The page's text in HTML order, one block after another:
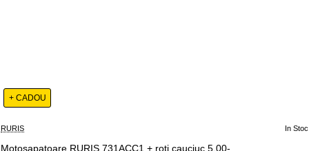
-3%
+ CADOU
RURIS In Stoc
Motosapatoare RURIS 731ACC1 + roti cauciuc 5.00-